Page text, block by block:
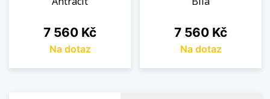
Cena
7 560 Kč
Na dotaz
Cena
7 560 Kč
Na dotaz